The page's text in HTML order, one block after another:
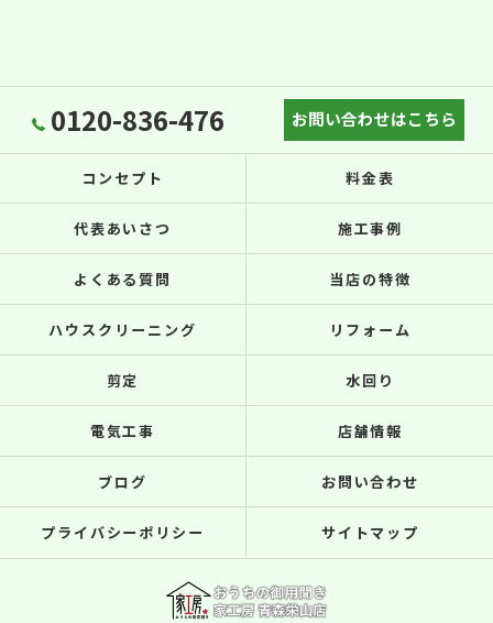
0120-836-476 お問い合わせはこちら
コンセプト 料金表
代表あいさつ 施工事例
よくある質問 当店の特徴
ハウスクリーニング リフォーム
剪定 水回り
電気工事 店舗情報
ブログ お問い合わせ
プライバシーポリシー サイトマップ